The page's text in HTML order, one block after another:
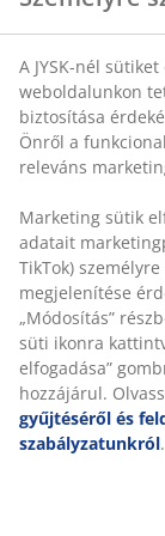
találsz.
Havi
egy darab 10 000
való részvétel
megléte.
A havi nyertest
nyertes emailben
értesítést, és az
hónapra
https://jysk.hu/
keresztnevét
emailre
A JYSK-nél
weboldalunkon
biztosítása
Önről a
releváns
Marketing sütik
adatait
TikTok)
megjelenítése
„Módosítás”
süti ikonra
elfogadása”
hozzájárul.
gyűjtéséről és
szabályzatunkról.